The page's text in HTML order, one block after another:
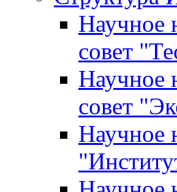
Научное
совет
Научное
совет
Научное